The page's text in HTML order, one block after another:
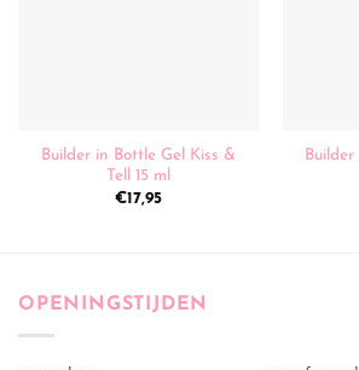
Builder in Bottle Gel Kiss &
Tell 15 ml
€17,95
OPENINGSTIJDEN